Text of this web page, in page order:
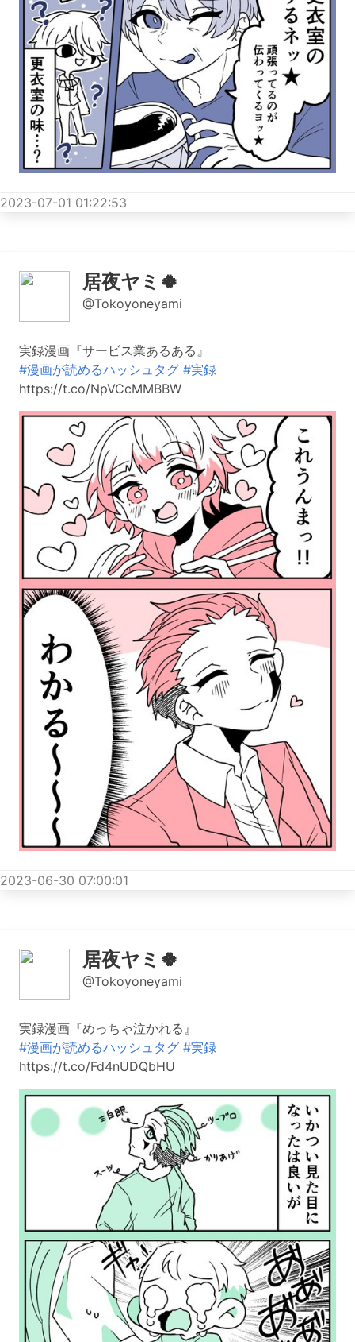
2023-07-01 01:22:53
居夜ヤミ🍀
@Tokoyoneyami
実録漫画『サービス業あるある』
#漫画が読めるハッシュタグ #実録
https://t.co/NpVCcMMBBW
2023-06-30 07:00:01
居夜ヤミ🍀
@Tokoyoneyami
実録漫画『めっちゃ泣かれる』
#漫画が読めるハッシュタグ #実録
https://t.co/Fd4nUDQbHU